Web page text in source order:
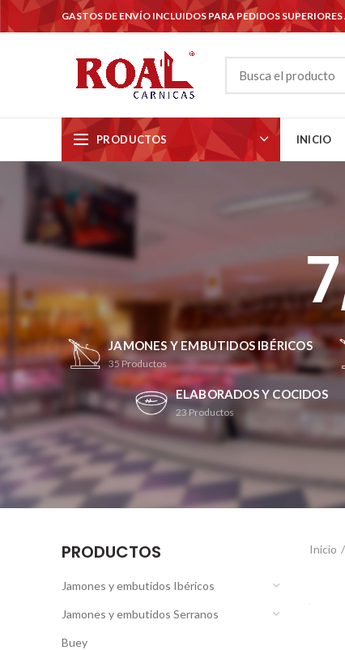
GASTOS DE ENVÍO INCLUIDOS PARA PEDIDOS SUPERIORES
PRODUCTOS INICIO
JAMONES Y EMBUTIDOS IBÉRICOS
35 Productos
ELABORADOS Y COCIDOS
23Productos
PRODUCTOS
Jamones y embutidos Ibéricos
Jamones y embutidos Serranos
Buey
Inicio